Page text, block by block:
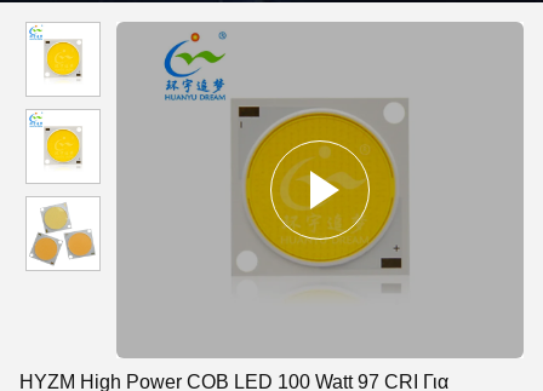
HYZM High Power COB LED 100 Watt 97 CRI Για